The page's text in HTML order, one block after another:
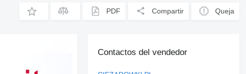
PDF Compartir Queja
Contactos del vendedor